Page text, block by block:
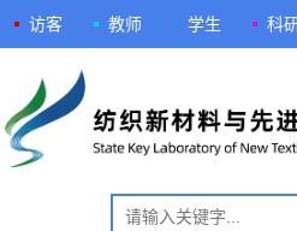
访客 教师 学生 科